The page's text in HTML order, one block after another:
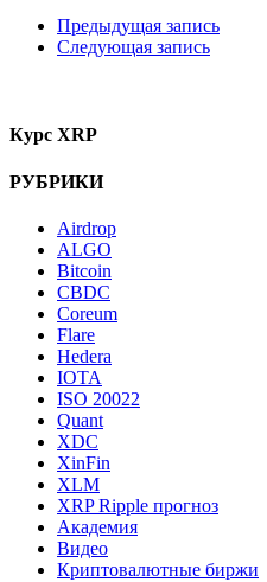
Предыдущая запись
Следующая запись
Курс XRP
РУБРИКИ
Airdrop
ALGO
Bitcoin
CBDC
Coreum
Flare
Hedera
IOTA
ISO 20022
Quant
XDC
XinFin
XLM
XRP Ripple прогноз
Академия
Видео
Криптовалютные биржи